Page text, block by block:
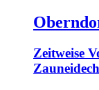
Zeitweise